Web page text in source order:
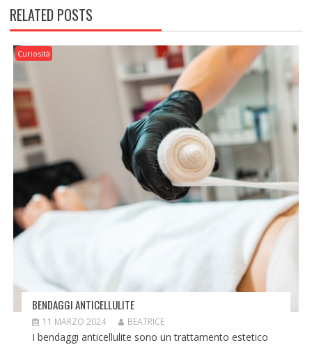
RELATED POSTS
Curiosità
BENDAGGI ANTICELLULITE
11 MARZO 2024 BEATRICE
I bendaggi anticellulite sono un trattamento estetico